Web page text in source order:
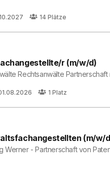
14 Plätze
r (m/w/d)
Rechtsanwälte Partnerschaft
1 Platz
(m/w/
Werner - Partnerschaft von